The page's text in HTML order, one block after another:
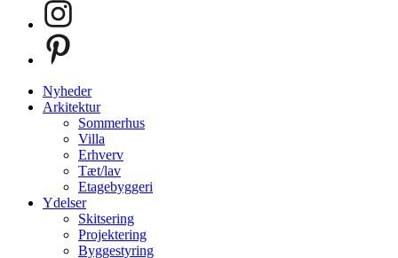
Close
Menu
Nyheder
Arkitektur
Sommerhus
Villa
Erhverv
Tæt/lav
Etagebyggeri
Ydelser
Skitsering
Projektering
Byggestyring